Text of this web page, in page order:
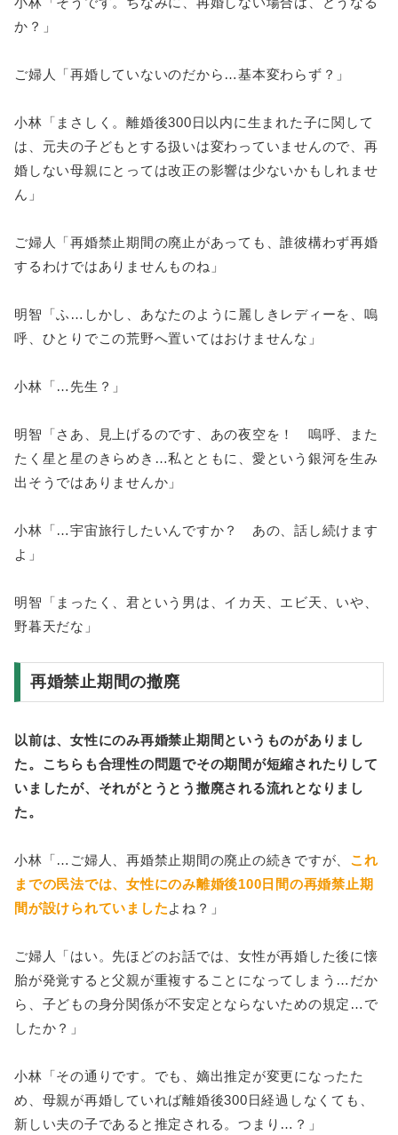
か？」
ご婦人「再婚していないのだから…基本変わらず？」
小林「まさしく。離婚後300日以内に生まれた子に関して
は、元夫の子どもとする扱いは変わっていませんので、再
婚しない母親にとっては改正の影響は少ないかもしれませ
ん」
ご婦人「再婚禁止期間の廃止があっても、誰彼構わず再婚
するわけではありませんものね」
明智「ふ…しかし、あなたのように麗しきレディーを、嗚
呼、ひとりでこの荒野へ置いてはおけませんな」
小林「…先生？」
明智「さあ、見上げるのです、あの夜空を！ 嗚呼、また
たく星と星のきらめき…私とともに、愛という銀河を生み
出そうではありませんか」
小林「…宇宙旅行したいんですか？ あの、話し続けます
よ」
明智「まったく、君という男は、イカ天、エビ天、いや、
野暮天だな」
再婚禁止期間の撤廃
以前は、女性にのみ再婚禁止期間というものがありまし
た。こちらも合理性の問題でその期間が短縮されたりして
いましたが、それがとうとう撤廃される流れとなりまし
た。
小林「…ご婦人、再婚禁止期間の廃止の続きですが、 これ
までの民法では、女性にのみ離婚後100日間の再婚禁止期
間が設けられていましたよね？」
ご婦人「はい。先ほどのお話では、女性が再婚した後に懐
胎が発覚すると父親が重複することになってしまう…だか
ら、子どもの身分関係が不安定とならないための規定…で
したか？」
小林「その通りです。でも、嫡出推定が変更になったた
め、母親が再婚していれば離婚後300日経過しなくても、
新しい夫の子であると推定される。つまり…？」